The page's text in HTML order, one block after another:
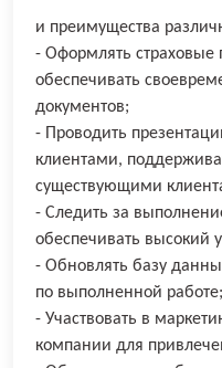
и преимущества
- Оформлять
обеспечивать
документов;
- Проводить
клиентами,
существующими
- Следить за
обеспечивать высокий
- Обновлять базу
по выполненной работе;
- Участвовать в
компании для